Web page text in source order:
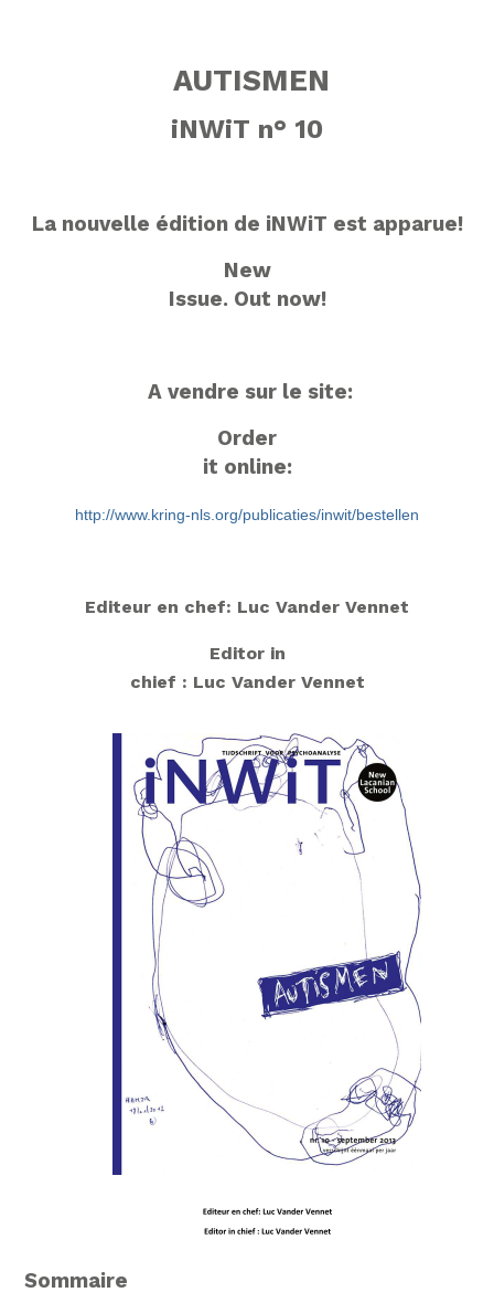
AUTISMEN
iNWiT n° 10
La nouvelle édition de iNWiT est apparue!
New
Issue. Out now!
A vendre sur le site:
Order
it online:
http://www.kring-nls.org/publicaties/inwit/bestellen
Editeur en chef: Luc Vander Vennet
Editor in
chief : Luc Vander Vennet
Sommaire